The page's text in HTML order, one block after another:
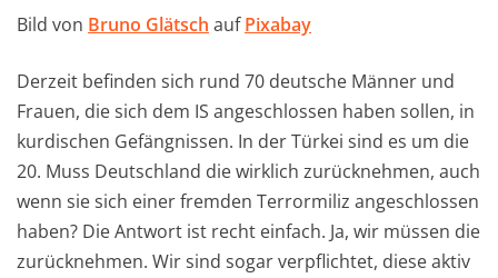
Bild von Bruno Glätsch aufPixabay
Derzeit befinden sich rund 70 deutsche Männer und
Frauen, die sich dem IS angeschlossen haben sollen, in
kurdischen Gefängnissen. In der Türkei sind es um die
20. Muss Deutschland die wirklich zurücknehmen, auch
wenn sie sich einer fremden Terrormiliz angeschlossen
haben? Die Antwort ist recht einfach. Ja, wir müssen die
zurücknehmen. Wir sind sogar verpflichtet, diese aktiv